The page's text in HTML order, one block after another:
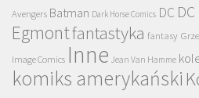
Avengers Batman Dark Horse Comics DC
Egmontfantastyka fantasy
Image Comics Inne Jean Van Hamme
komiks amerykański